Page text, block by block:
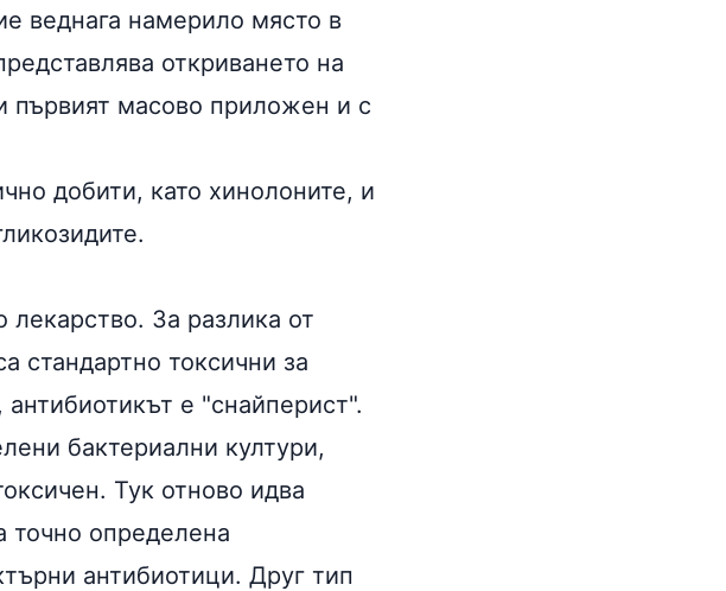
веднага намерило място в
откриването на
първият масово приложен и с
добити, като хинолоните, и
За разлика от
стандартно токсични за
е "снайперист".
бактериални култури,
Тук отново идва
точно определена
антибиотици. Друг тип